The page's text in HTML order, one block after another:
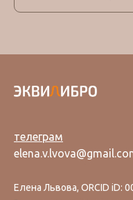
телеграм
Елена Львова, ORCID iD: